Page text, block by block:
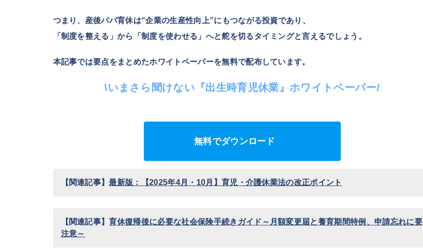
つまり、産後パパ育休は“企業の生産性向上”にもつながる投資であり、
「制度を整える」から「制度を使わせる」へと舵を切るタイミングと言えるでしょう。
本記事では要点をまとめたホワイトペーパーを無料で配布しています。
\いまさら聞けない『出生時育児休業』ホワイトペーパー/
無料でダウンロード
【関連記事】最新版：【2025年4月・10月】育児・介護休業法の改正ポイント
【関連記事】育休復帰後に必要な社会保険手続きガイド～月額変更届と養育期間特例、申請忘れに要
注意～